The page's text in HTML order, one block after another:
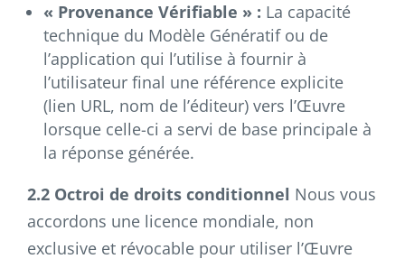
« Provenance Vérifiable » : La capacité
technique du Modèle Génératif ou de
l’application qui l’utilise à fournir à
l’utilisateur final une référence explicite
(lien URL, nom de l’éditeur) vers l’Œuvre
lorsque celle-ci a servi de base principale à
la réponse générée.
2.2 Octroi de droits conditionnel Nous vous
accordons une licence mondiale, non
exclusive et révocable pour utiliser l’Œuvre